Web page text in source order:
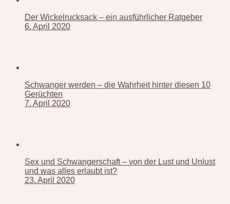
Der Wickelrucksack – ein ausführlicher Ratgeber
6. April 2020
Schwanger werden – die Wahrheit hinter diesen 10
Gerüchten
7. April 2020
Sex und Schwangerschaft – von der Lust und Unlust
und was alles erlaubt ist?
23. April 2020